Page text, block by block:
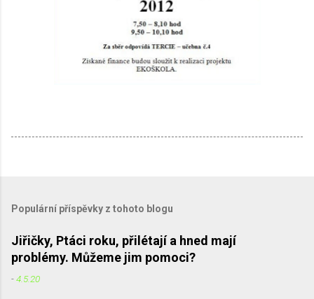
Populární příspěvky z tohoto blogu
Jiřičky, Ptáci roku, přilétají a hned mají
problémy. Můžeme jim pomoci?
-4.5.20